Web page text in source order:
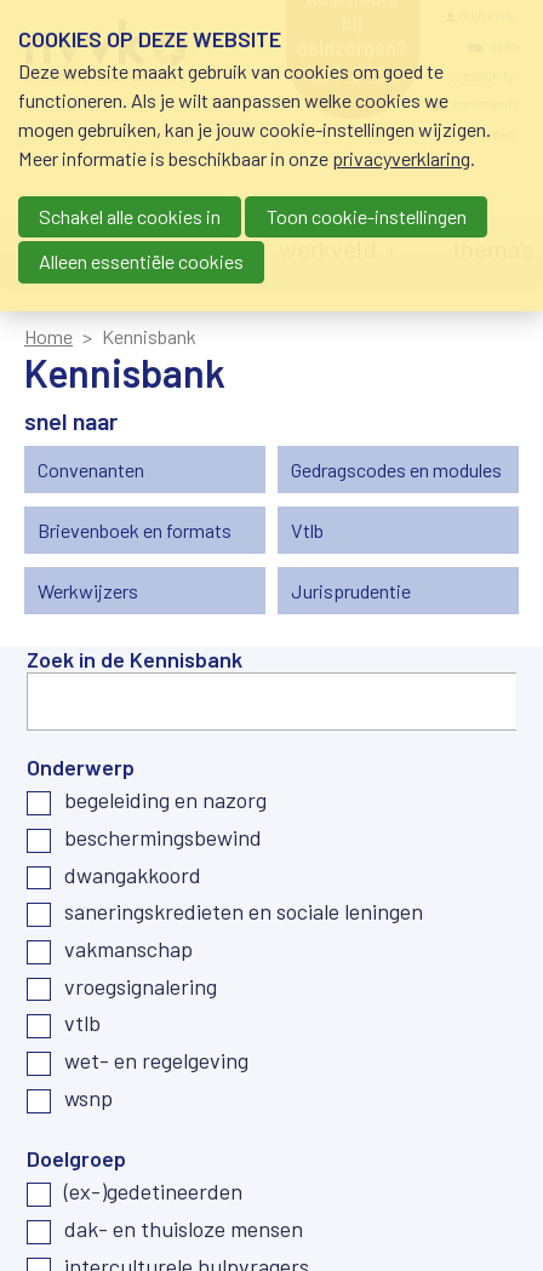
schuldhulp • sociaal
krediet • budgetbeheer •
beschermingsbewind
0800-8115.nl
nvvk-leden
Main navigation
nieuws agenda
Home Kennisbank
Kennisbank
snel naar
Convenanten Gedragscodes en modules
Brievenboek en formats Vtlb
Werkwijzers Jurisprudentie
Zoek in de Kennisbank
Onderwerp
begeleiding en nazorg
beschermingsbewind
dwangakkoord
saneringskredieten en sociale leningen
vakmanschap
vroegsignalering
vtlb
wet- en regelgeving
wsnp
Doelgroep
(ex-)gedetineerden
dak- en thuisloze mensen
COOKIES OP DEZE WEBSITE
Deze website maakt gebruik van cookies om goed te
functioneren. Als je wilt aanpassen welke cookies we
mogen gebruiken, kan je jouw cookie-instellingen wijzigen.
Meer informatie is beschikbaar in onze privacyverklaring.
Schakel alle cookies in
Toon cookie-instellingen
Alleen essentiële cookies